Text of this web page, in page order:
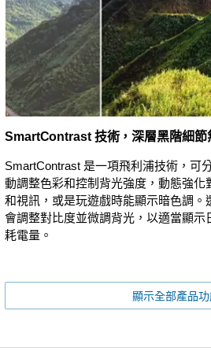
SmartContrast 技術，深層黑階細節
SmartContrast 是一項飛利浦技術，可
動調整色彩和控制背光強度，動態強化
和視訊，或是玩遊戲時能顯示暗色調。
會調整對比度並微調背光，以適當顯示
耗電量。
顯示全部產品